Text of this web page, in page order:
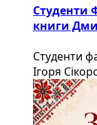
Студенти
книги
Студенти
Ігоря